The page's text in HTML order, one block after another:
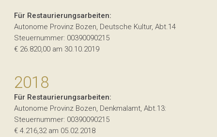
Für Restaurierungsarbeiten:
Autonome Provinz Bozen, Deutsche Kultur, Abt.14
Steuernummer: 00390090215
€ 26.820,00 am 30.10.2019
2018
Für Restaurierungsarbeiten:
Autonome Provinz Bozen, Denkmalamt, Abt.13:
Steuernummer: 00390090215
€ 4.216,32 am 05.02.2018